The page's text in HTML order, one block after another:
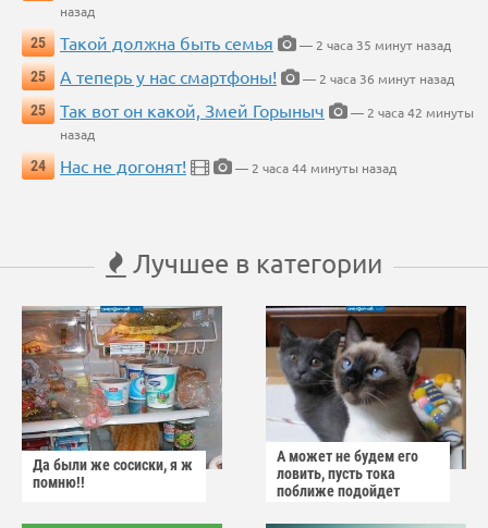
назад
25
Такой должна быть семья
— 2 часа 35 минут назад
25
А теперь у нас смартфоны!
— 2 часа 36 минут назад
25
Так вот он какой, Змей Горыныч
— 2 часа 42 минуты
назад
24
Нас не догонят! — 2 часа 44 минуты назад
Лучшее в категории
Да были же сосиски, я ж
помню!!
А может не будем его
ловить, пусть тока
поближе подойдет